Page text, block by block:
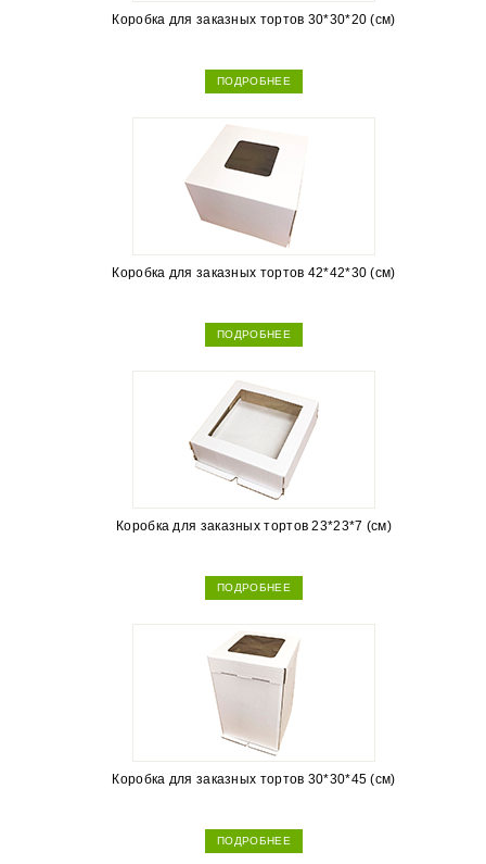
Коробка для заказных тортов 30*30*20 (см)
ПОДРОБНЕЕ
Коробка для заказных тортов 42*42*30 (см)
ПОДРОБНЕЕ
Коробка для заказных тортов 23*23*7 (см)
ПОДРОБНЕЕ
Коробка для заказных тортов 30*30*45 (см)
ПОДРОБНЕЕ